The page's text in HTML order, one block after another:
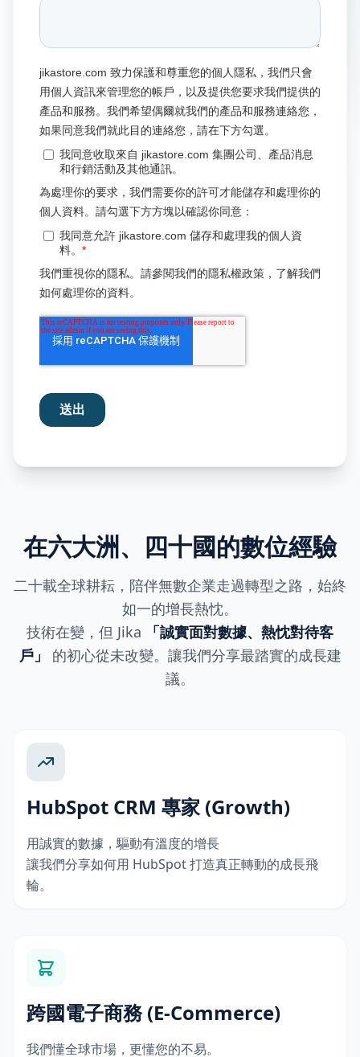
在六大洲、四十國的數位經驗
二十載全球耕耘，陪伴無數企業走過轉型之路，始終
如一的增長熱忱。
技術在變，但 Jika
「誠實面對數據、熱忱對待客
戶」
的初心從未改變。讓我們分享最踏實的成長建
議。
HubSpot CRM 專家 (Growth)
用誠實的數據，驅動有溫度的增長
讓我們分享如何用 HubSpot 打造真正轉動的成長飛
輪。
跨國電子商務 (E-Commerce)
我們懂全球市場，更懂您的不易。